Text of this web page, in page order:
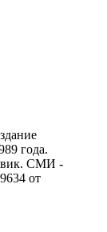
года.
CМИ -
от